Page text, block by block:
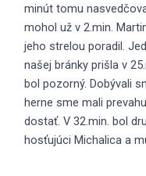
minút tomu
mohol už v 2.min.
jeho strelou poradil.
našej bránky prišla v
bol pozorný. Dobývali
herne sme mali
dostať. V 32.min. bol
hosťujúci Michalica a